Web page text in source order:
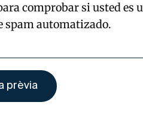
comprobar si usted es
spam automatizado.